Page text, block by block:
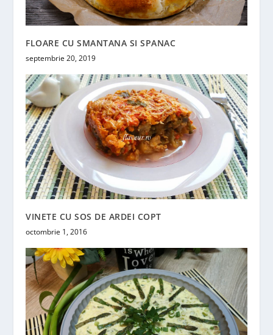
FLOARE CU SMANTANA SI SPANAC
septembrie 20, 2019
VINETE CU SOS DE ARDEI COPT
octombrie 1, 2016